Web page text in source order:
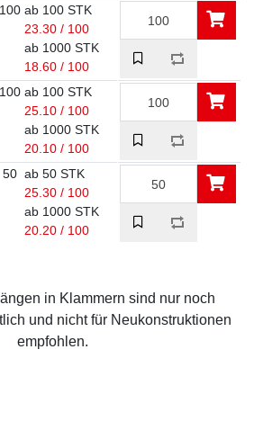
100 ab 100 STK
23.30 / 100
ab 1000 STK
18.60 / 100
100 ab 100 STK
25.10 / 100
ab 1000 STK
20.10 / 100
50 ab 50 STK
25.30 / 100
ab 1000 STK
20.20 / 100
in Klammern sind nur noch
und nicht für Neukonstruktionen
empfohlen.